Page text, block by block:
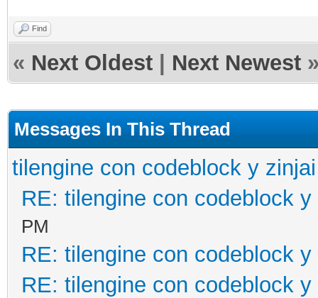
Find
« Next Oldest Next Newest
Messages In This Thread
tilengine con codeblock y zinjai
RE: tilengine con codeblock y
PM
RE: tilengine con codeblock y
RE: tilengine con codeblock y